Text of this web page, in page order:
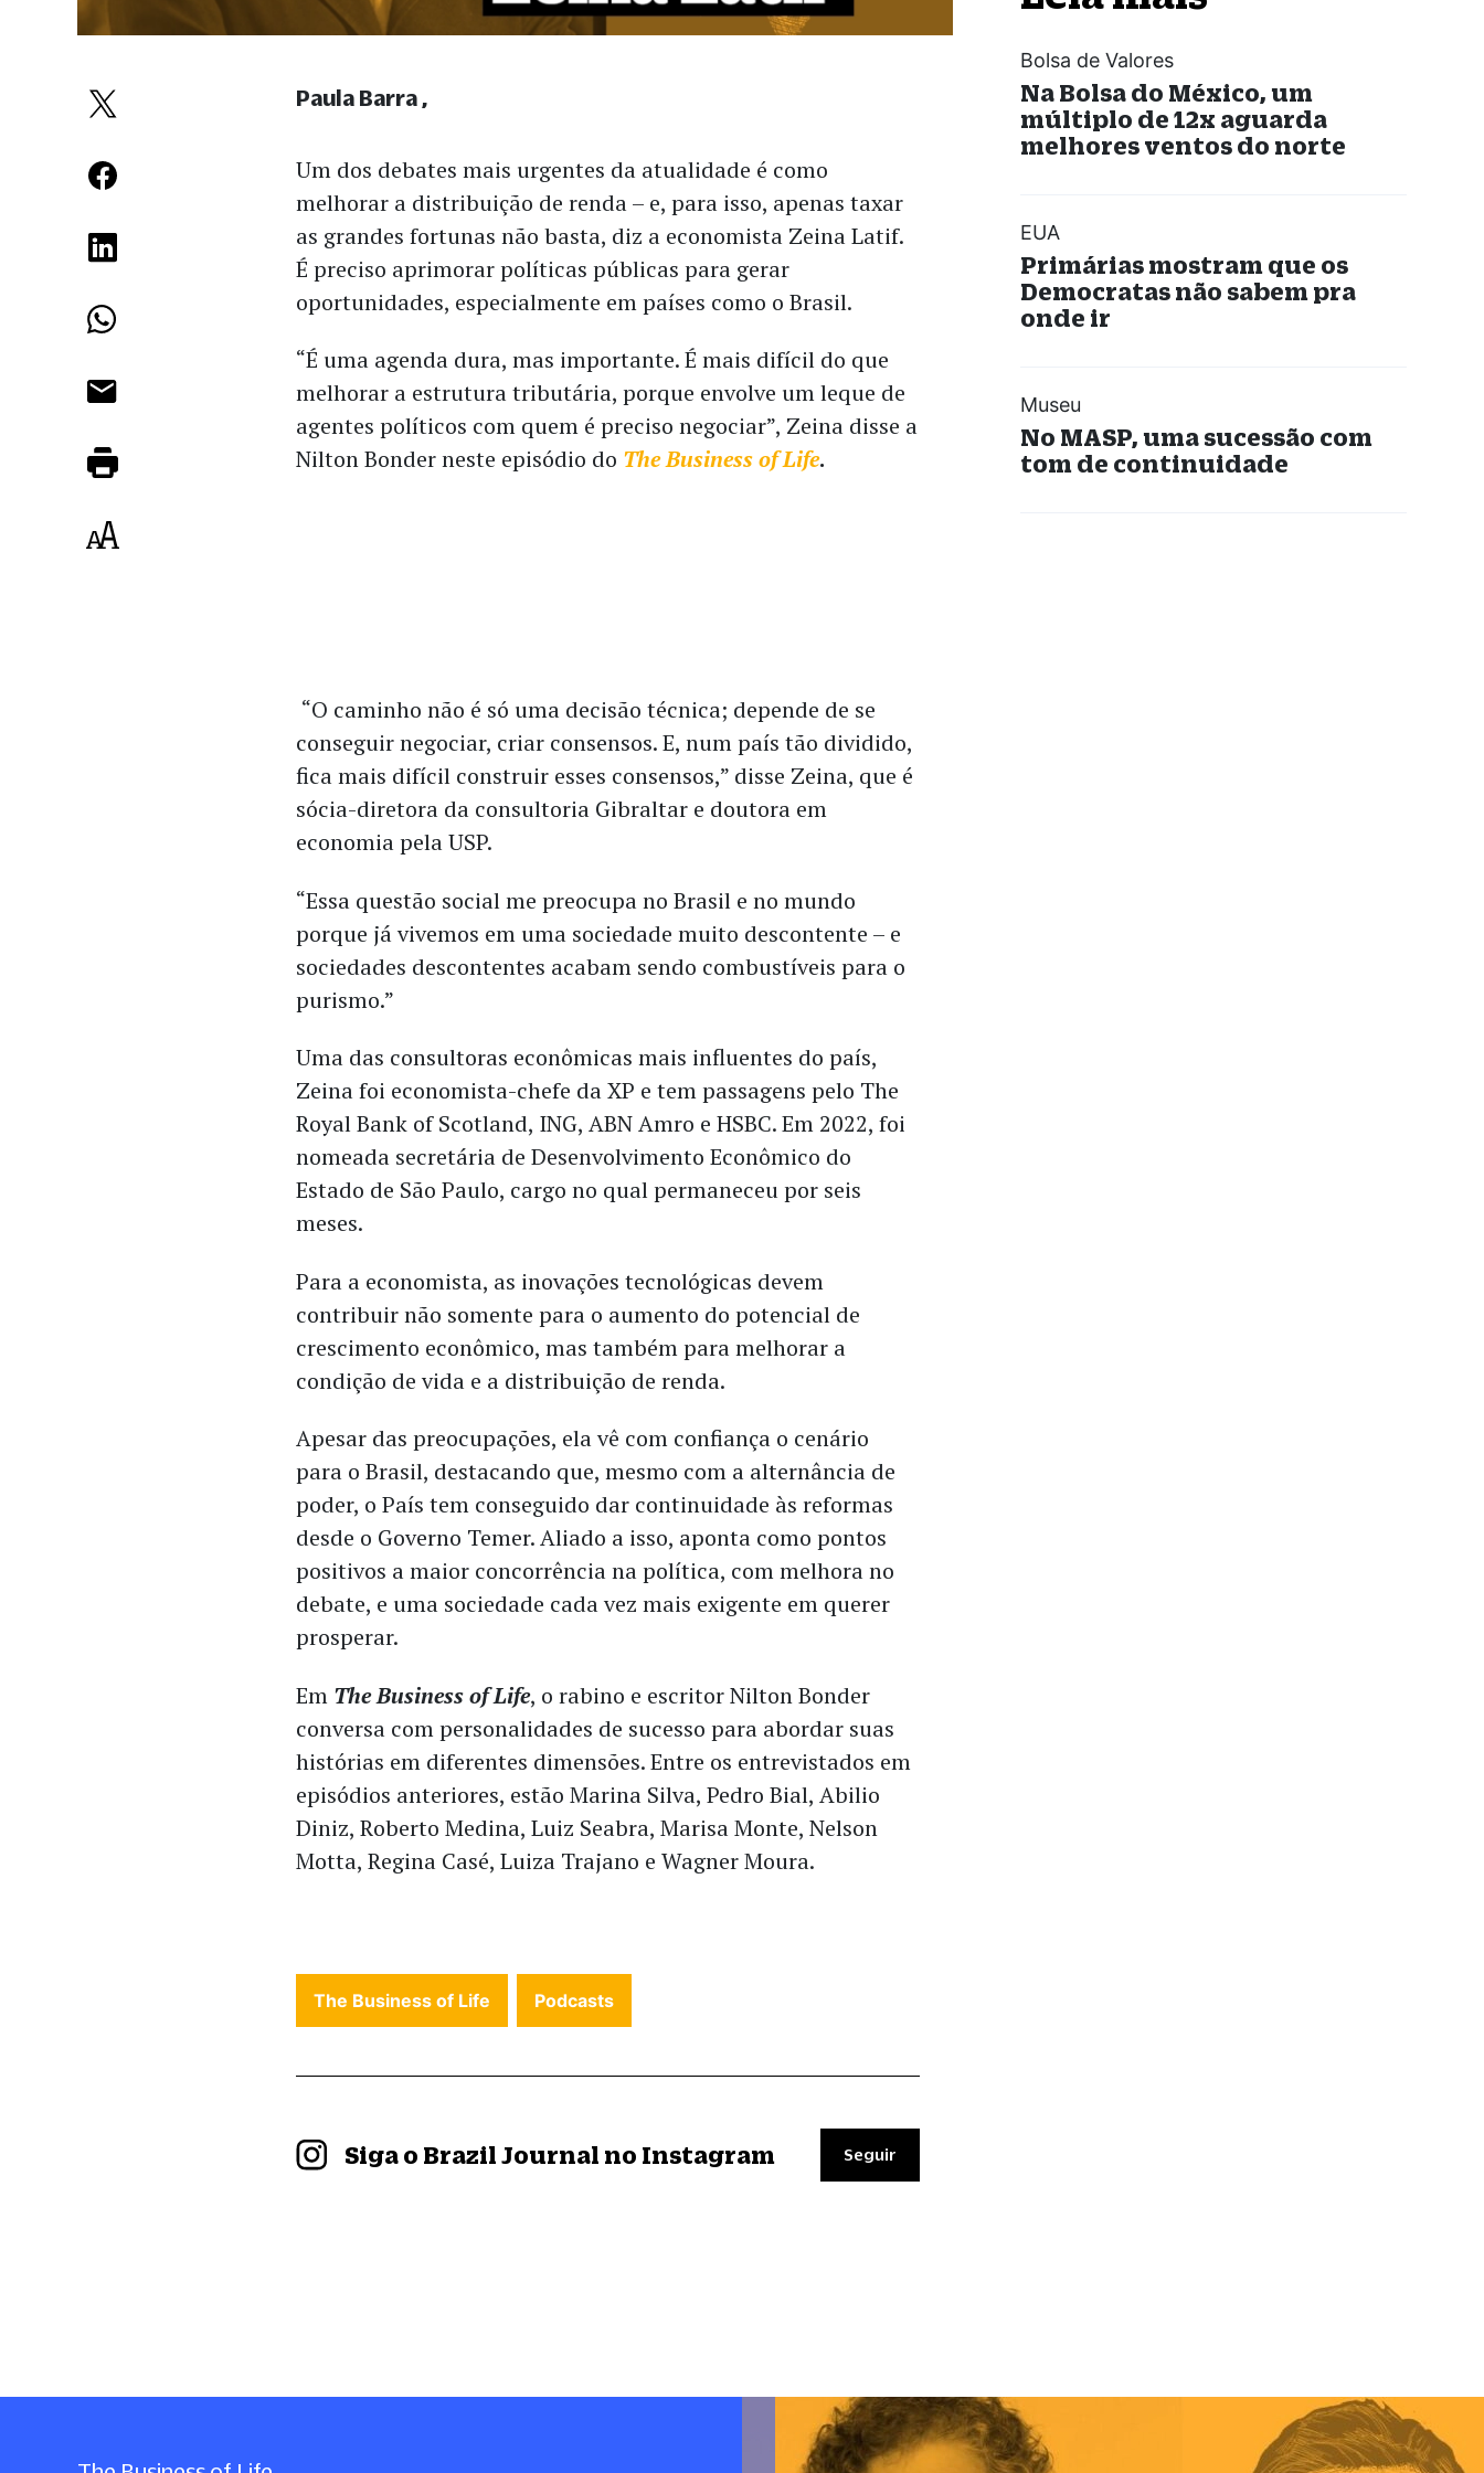
Um dos debates mais urgentes da atualidade é como
melhorar a distribuição de renda – e, para isso, apenas taxar
as grandes fortunas não basta, diz a economista Zeina Latif.
É preciso aprimorar políticas públicas para gerar
oportunidades, especialmente em países como o Brasil.
“É uma agenda dura, mas importante. É mais difícil do que
melhorar a estrutura tributária, porque envolve um leque de
agentes políticos com quem é preciso negociar”, Zeina disse a
Nilton Bonder neste episódio do The Business of Life.
“O caminho não é só uma decisão técnica; depende de se
conseguir negociar, criar consensos. E, num país tão dividido,
fica mais difícil construir esses consensos,” disse Zeina, que é
sócia-diretora da consultoria Gibraltar e doutora em
economia pela USP.
“Essa questão social me preocupa no Brasil e no mundo
porque já vivemos em uma sociedade muito descontente – e
sociedades descontentes acabam sendo combustíveis para o
purismo.”
Uma das consultoras econômicas mais influentes do país,
Zeina foi economista-chefe da XP e tem passagens pelo The
Royal Bank of Scotland, ING, ABN Amro e HSBC. Em 2022, foi
nomeada secretária de Desenvolvimento Econômico do
Estado de São Paulo, cargo no qual permaneceu por seis
meses.
Para a economista, as inovações tecnológicas devem
contribuir não somente para o aumento do potencial de
crescimento econômico, mas também para melhorar a
condição de vida e a distribuição de renda.
Apesar das preocupações, ela vê com confiança o cenário
para o Brasil, destacando que, mesmo com a alternância de
poder, o País tem conseguido dar continuidade às reformas
desde o Governo Temer. Aliado a isso, aponta como pontos
positivos a maior concorrência na política, com melhora no
debate, e uma sociedade cada vez mais exigente em querer
prosperar.
Em The Business of Life, o rabino e escritor Nilton Bonder
conversa com personalidades de sucesso para abordar suas
histórias em diferentes dimensões. Entre os entrevistados em
episódios anteriores, estão Marina Silva, Pedro Bial, Abilio
Diniz, Roberto Medina, Luiz Seabra, Marisa Monte, Nelson
Motta, Regina Casé, Luiza Trajano e Wagner Moura.
Paula Barra
The Business of Life Podcasts
Siga o Brazil Journal no Instagram Seguir
Bolsa de Valores
Na Bolsa do México, um
múltiplo de 12x aguarda
melhores ventos do norte
EUA
Primárias mostram que os
Democratas não sabem pra
onde ir
Museu
No MASP, uma sucessão com
tom de continuidade